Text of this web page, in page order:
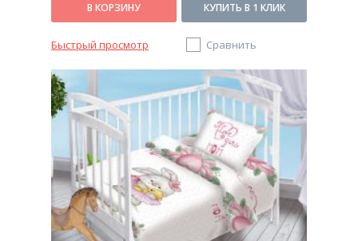
В КОРЗИНУ КУПИТЬ В 1 КЛИК
Быстрый просмотр Сравнить